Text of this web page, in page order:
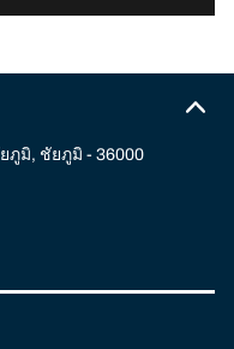
ภูมิ, ชัยภูมิ - 36000